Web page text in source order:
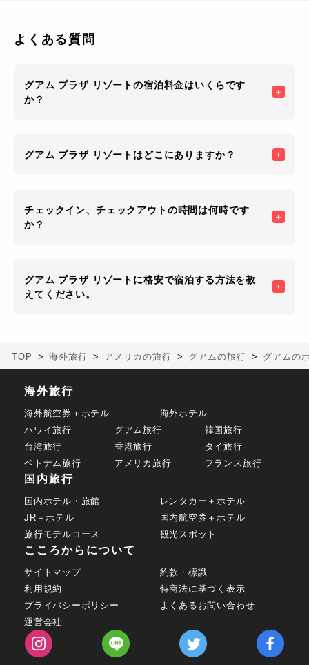
よくある質問
グアム プラザ リゾートの宿泊料金はいくらです
か？
グアム プラザ リゾートはどこにありますか？
チェックイン、チェックアウトの時間は何時です
か？
グアム プラザ リゾートに格安で宿泊する方法を教
えてください。
TOP 海外旅行 アメリカの旅行 グアムの旅行 グアムの
海外旅行
海外航空券＋ホテル
海外ホテル
ハワイ旅行
グアム旅行
韓国旅行
台湾旅行
香港旅行
タイ旅行
ベトナム旅行
アメリカ旅行 フランス旅行
国内旅行
国内ホテル・旅館
レンタカー＋ホテル
JR＋ホテル
国内航空券＋ホテル
旅行モデルコース
観光スポット
こころからについて
サイトマップ
約款・標識
利用規約
特商法に基づく表示
プライバシーポリシー
よくあるお問い合わせ
運営会社